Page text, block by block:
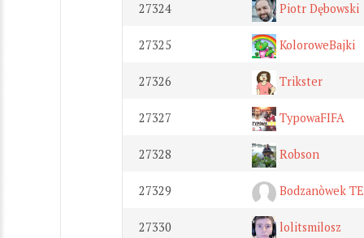
27324 Piotr Dębowski
27325 KoloroweBajki
27326 Trikster
27327 TypowaFIFA
27328 Robson
27329 Bodzanòwek
27330 lolitsmilosz